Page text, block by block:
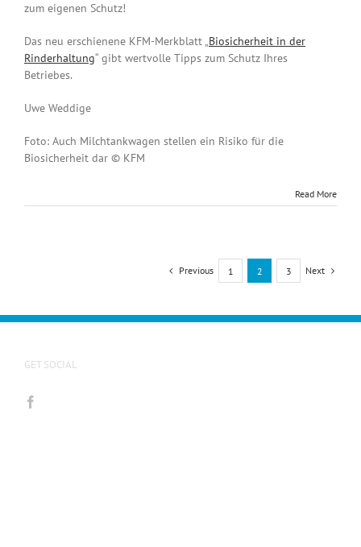
zum eigenen Schutz!
Das neu erschienene KFM-Merkblatt „Biosicherheit in der
Rinderhaltung“ gibt wertvolle Tipps zum Schutz Ihres
Betriebes.
Uwe Weddige
Foto: Auch Milchtankwagen stellen ein Risiko für die
Biosicherheit dar © KFM
Read More
Previous 1 2 3 Next
GET SOCIAL